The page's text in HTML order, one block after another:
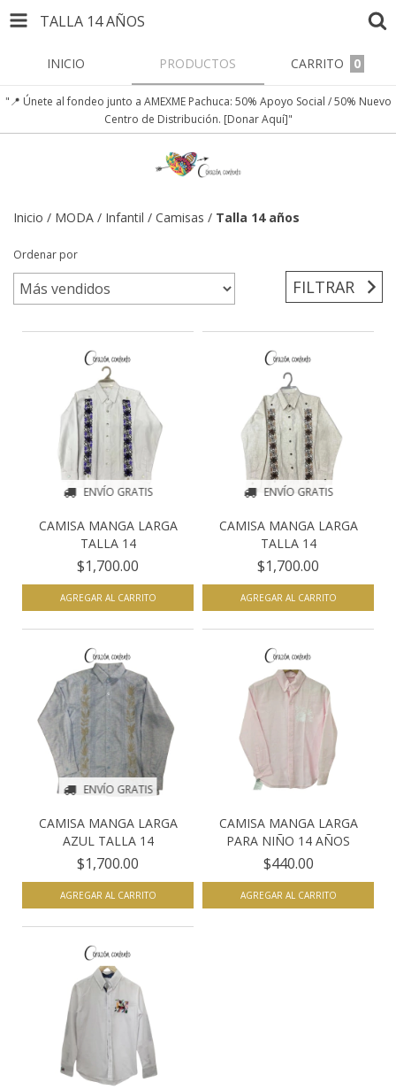
TALLA 14 AÑOS
INICIO PRODUCTOS CARRITO 0
"📍 Únete al fondeo junto a AMEXME Pachuca: 50% Apoyo Social / 50% Nuevo
Centro de Distribución. [Donar Aquí]"
Inicio / MODA / Infantil / Camisas / Talla 14 años
Ordenar por
FILTRAR
ENVÍO GRATIS
CAMISA MANGA LARGA
TALLA 14
$1,700.00
AGREGAR AL CARRITO
ENVÍO GRATIS
CAMISA MANGA LARGA
TALLA 14
$1,700.00
AGREGAR AL CARRITO
ENVÍO GRATIS
CAMISA MANGA LARGA
AZUL TALLA 14
$1,700.00
AGREGAR AL CARRITO
CAMISA MANGA LARGA
PARA NIÑO 14 AÑOS
$440.00
AGREGAR AL CARRITO